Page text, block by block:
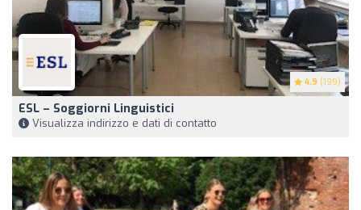
4.9 (199)
ESL – Soggiorni Linguistici
Visualizza indirizzo e dati di contatto